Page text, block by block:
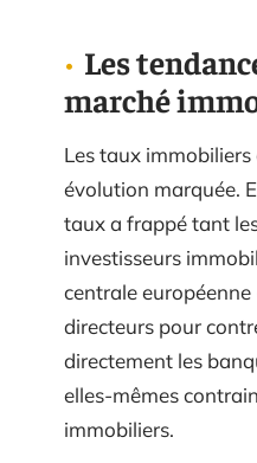
Les
marché
Les taux
évolution marquée.
taux a frappé tant
investisseurs
centrale européenne
directeurs pour
directement les
elles-mêmes
immobiliers.